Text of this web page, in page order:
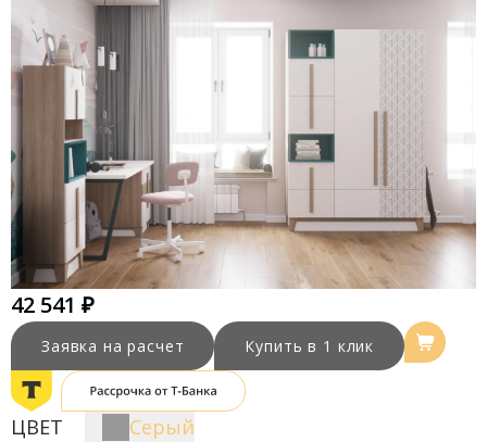
42 541 ₽
Заявка на расчет Купить в 1 клик
ЦВЕТ Серый